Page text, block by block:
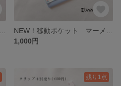
1,000円
残り1点